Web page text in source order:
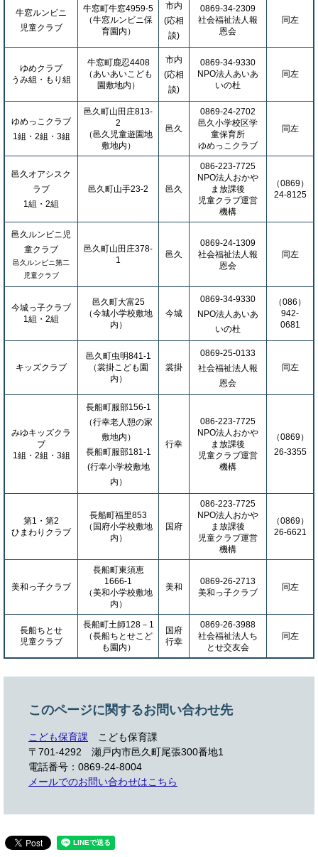
牛窓ルンビニ
児童クラブ
牛窓町牛窓4959-5
（牛窓ルンビニ保
育園内）
市内
(応相
談)
0869-34-2309
社会福祉法人報
恩会
同左
ゆめクラブ
うみ組・もり組
牛窓町鹿忍4408
（あいあいこども
園敷地内）
市内
(応相
談)
0869-34-9330
NPO法人あいあ
いの杜
同左
ゆめっこクラブ
1組・2組・3組
邑久町山田庄813-
2
（邑久児童遊園地
敷地内）
邑久
0869-24-2702
邑久小学校区学
童保育所
ゆめっこクラブ
同左
邑久オアシスク
ラブ
1組・2組
邑久町山手23-2 邑久
086-223-7725
NPO法人おかや
ま放課後
児童クラブ運営
機構
（0869）
24-8125
邑久ルンビニ児
童クラブ
邑久ルンビニ第二
児童クラブ
邑久町山田庄378-
1
邑久
0869-24-1309
社会福祉法人報
恩会
同左
今城っ子クラブ
1組・2組
邑久町大富25
（今城小学校敷地
内）
今城
0869-34-9330
NPO法人あいあ
いの杜
（086）
942-
0681
キッズクラブ
邑久町虫明841-1
（裳掛こども園
内）
裳掛
0869-25-0133
社会福祉法人報
恩会
同左
みゆキッズクラ
ブ
1組・2組・3組
長船町服部156-1
（行幸老人憩の家
敷地内）
長船町服部181-1
(行幸小学校敷地
内）
行幸
086-223-7725
NPO法人おかや
ま放課後
児童クラブ運営
機構
（0869）
26-3355
第1・第2
ひまわりクラブ
長船町福里853
（国府小学校敷地
内）
国府
086-223-7725
NPO法人おかや
ま放課後
児童クラブ運営
機構
（0869）
26-6621
美和っ子クラブ
長船町東須恵
1666-1
（美和小学校敷地
内）
美和
0869-26-2713
美和っ子クラブ
同左
長船ちとせ
児童クラブ
長船町土師128－1
（長船ちとせこど
も園内）
国府
行幸
0869-26-3988
社会福祉法人ち
とせ交友会
同左
このページに関するお問い合わせ先
こども保育課
こども保育課
〒701-4292
瀬戸内市邑久町尾張300番地1
電話番号：0869-24-8004
メールでのお問い合わせはこちら